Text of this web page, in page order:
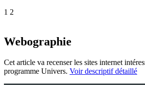
1 2
Webographie
Cet article va recenser les sites internet
programme Univers. Voir descriptif détaillé